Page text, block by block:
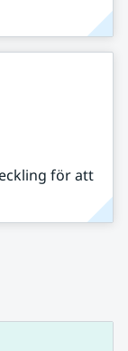
för att